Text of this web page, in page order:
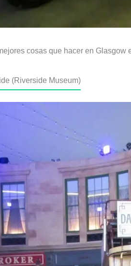
cosas que hacer en
(Riverside Museum)